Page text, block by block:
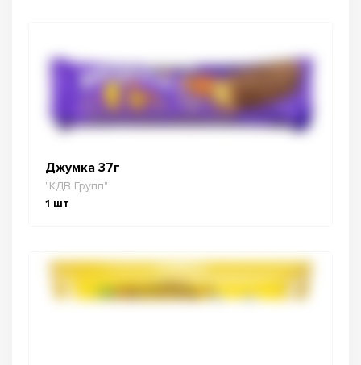
Джумка 37г
"КДВ Групп"
1 шт